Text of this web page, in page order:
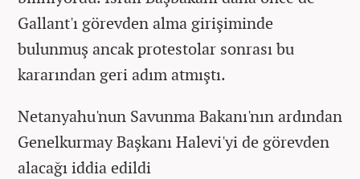
Gallant'ı görevden alma girişiminde
bulunmuş ancak protestolar sonrası bu
kararından geri adım atmıştı.
Netanyahu'nun Savunma Bakanı'nın ardından
Genelkurmay Başkanı Halevi'yi de görevden
alacağı iddia edildi